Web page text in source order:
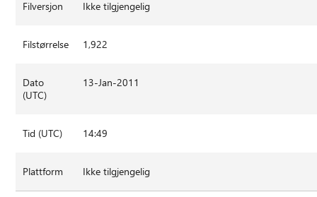
Filversjon Ikke tilgjengelig
Filstørrelse 1,922
Dato
(UTC)
13-Jan-2011
Tid (UTC) 14:49
Plattform Ikke tilgjengelig